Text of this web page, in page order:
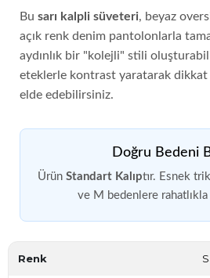
Bu sarı kalpli süveteri, beyaz
açık renk denim pantolonlarla
aydınlık bir "kolejli" stili
eteklerle kontrast yaratarak
elde edebilirsiniz.
Doğru Bedeni
Ürün Standart Kalıptır. Esnek
ve M bedenlere rahatlıkla
Renk